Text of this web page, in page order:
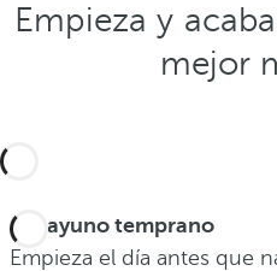
Empieza y
mejor
Desayuno temprano
Empieza el día antes que